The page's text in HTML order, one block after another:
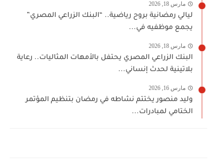
مارس 18, 2026
ليالي رمضانية بروح رياضية.. “البنك الزراعي المصري”
يجمع موظفيه في...
مارس 18, 2026
البنك الزراعي المصري يحتفل بالأمهات المثاليات.. رعاية
بلاتينية لحدث إنساني...
مارس 16, 2026
وليد منصور يختتم نشاطه في رمضان بتنظيم المؤتمر
الختامي لمبادرات...